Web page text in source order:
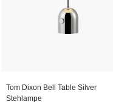
Tom Dixon Bell Table Silver
Stehlampe